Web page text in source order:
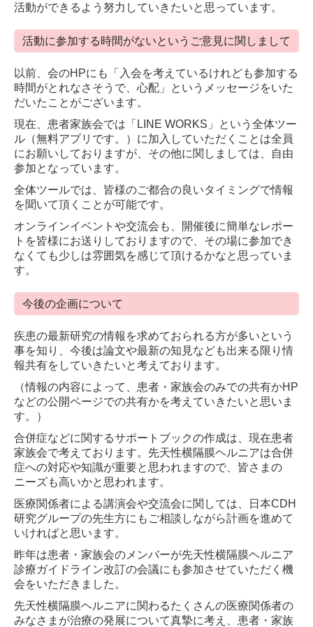
活動ができるよう努力していきたいと思っています。
活動に参加する時間がないというご意見に関しまして
以前、会のHPにも「入会を考えているけれども参加する
時間がとれなさそうで、心配」というメッセージをいた
だいたことがございます。
現在、患者家族会では「LINE WORKS」という全体ツー
ル（無料アプリです。）に加入していただくことは全員
にお願いしておりますが、その他に関しましては、自由
参加となっています。
全体ツールでは、皆様のご都合の良いタイミングで情報
を聞いて頂くことが可能です。
オンラインイベントや交流会も、開催後に簡単なレポー
トを皆様にお送りしておりますので、その場に参加でき
なくても少しは雰囲気を感じて頂けるかなと思っていま
す。
今後の企画について
疾患の最新研究の情報を求めておられる方が多いという
事を知り、今後は論文や最新の知見なども出来る限り情
報共有をしていきたいと考えております。
（情報の内容によって、患者・家族会のみでの共有かHP
などの公開ページでの共有かを考えていきたいと思いま
す。）
合併症などに関するサポートブックの作成は、現在患者
家族会で考えております。先天性横隔膜ヘルニアは合併
症への対応や知識が重要と思われますので、皆さまの
ニーズも高いかと思われます。
医療関係者による講演会や交流会に関しては、日本CDH
研究グループの先生方にもご相談しながら計画を進めて
いければと思います。
昨年は患者・家族会のメンバーが先天性横隔膜ヘルニア
診療ガイドライン改訂の会議にも参加させていただく機
会をいただきました。
先天性横隔膜ヘルニアに関わるたくさんの医療関係者の
みなさまが治療の発展について真摯に考え、患者・家族